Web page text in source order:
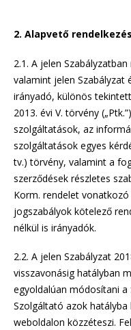
2. Alapvető
2.1. A jelen
valamint jelen Szabályzat
irányadó, különös
2013. évi V. törvény
szolgáltatások, az
szolgáltatások egyes
tv.) törvény, valamint a
szerződések részletes
Korm. rendelet
jogszabályok kötelező
nélkül is irányadók.
2.2. A jelen Szabályzat
visszavonásig hatályban
egyoldalúan módosítani
Szolgáltató azok
weboldalon közzéteszi.